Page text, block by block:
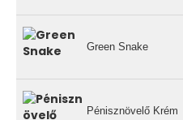
Green Snake
Pénisznövelő Krém